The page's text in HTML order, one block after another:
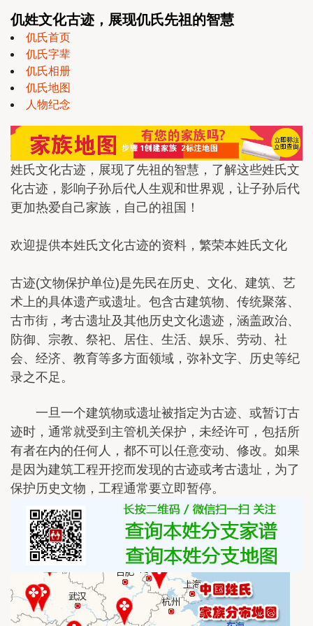
仉姓文化古迹，展现仉氏先祖的智慧
仉氏首页
仉氏字辈
仉氏相册
仉氏地图
人物纪念
姓氏文化古迹，展现了先祖的智慧，了解这些姓氏文
化古迹，影响子孙后代人生观和世界观，让子孙后代
更加热爱自己家族，自己的祖国！
欢迎提供本姓氏文化古迹的资料，繁荣本姓氏文化
古迹(文物保护单位)是先民在历史、文化、建筑、艺
术上的具体遗产或遗址。包含古建筑物、传统聚落、
古市街，考古遗址及其他历史文化遗迹，涵盖政治、
防御、宗教、祭祀、居住、生活、娱乐、劳动、社
会、经济、教育等多方面领域，弥补文字、历史等纪
录之不足。
一旦一个建筑物或遗址被指定为古迹、或暂订古
迹时，通常就受到主管机关保护，未经许可，包括所
有者在内的任何人，都不可以任意变动、修改。如果
是因为建筑工程开挖而发现的古迹或考古遗址，为了
保护历史文物，工程通常要立即暂停。